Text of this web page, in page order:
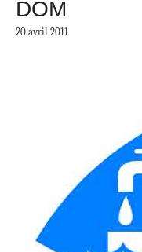
DOM
20 avril 2011